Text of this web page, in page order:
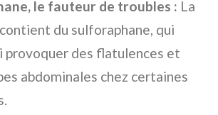
le fauteur de troubles : La
du sulforaphane, qui
provoquer des flatulences et
abdominales chez certaines